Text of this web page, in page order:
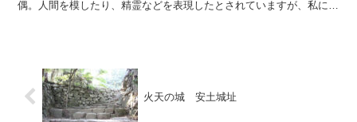
偶。人間を模したり、精霊などを表現したとされていますが、私にと
火天の城 安土城址